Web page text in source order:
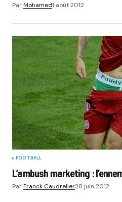
ParMohamed1 août 2012
FOOTBALL
L’ambush marketing :
ParFranck Caudrelier28 juin 2012